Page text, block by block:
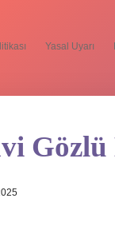
Yasal Uyarı
Gözlü